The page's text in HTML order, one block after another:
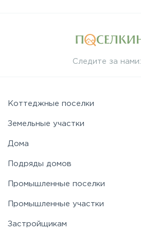
Следите за нами:
Коттеджные поселки
Земельные участки
Дома
Подряды домов
Промышленные поселки
Промышленные участки
Застройщикам